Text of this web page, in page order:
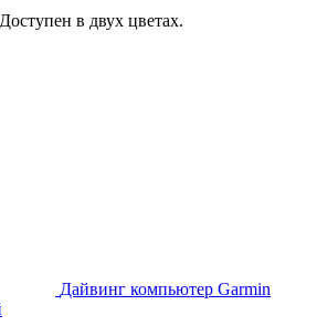
в двух цветах.
Дайвинг компьютер Garmin